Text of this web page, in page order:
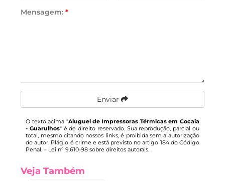
Mensagem:*
Enviar
O texto acima "Aluguel de Impressoras Térmicas em Cocaia
- Guarulhos" é de direito reservado. Sua reprodução, parcial ou
total, mesmo citando nossos links, é proibida sem a autorização
do autor. Plágio é crime e está previsto no artigo 184 do Código
Penal. – Lei n° 9.610-98 sobre direitos autorais.
Veja Também